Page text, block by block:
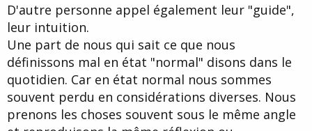
D'autre personne appel également leur "guide",
leur intuition.
Une part de nous qui sait ce que nous
définissons mal en état "normal" disons dans le
quotidien. Car en état normal nous sommes
souvent perdu en considérations diverses. Nous
prenons les choses souvent sous le même angle